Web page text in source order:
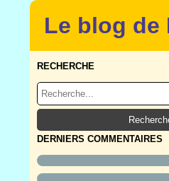
Le blog de
RECHERCHE
DERNIERS COMMENTAIRES